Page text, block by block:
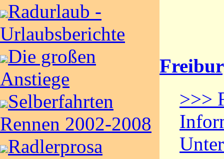
Radurlaub -
Urlaubsberichte
Die großen
Anstiege
Selberfahrten
Rennen 2002-2008
Radlerprosa
>>>